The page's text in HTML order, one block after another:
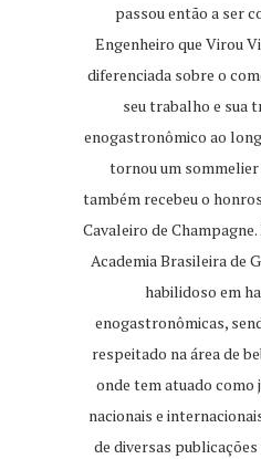
passou então a ser
Engenheiro que Virou
diferenciada sobre o
seu trabalho e sua
enogastronômico ao
tornou um sommelier
também recebeu o
Cavaleiro de
Academia Brasileira de
habilidoso em
enogastronômicas,
respeitado na área de
onde tem atuado como
nacionais e
de diversas